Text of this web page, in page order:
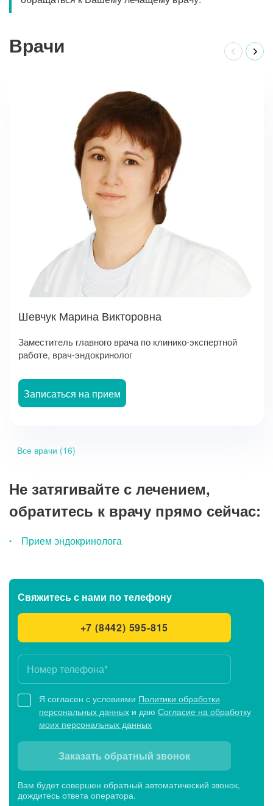
Врачи
Шевчук Марина Викторовна
Заместитель главного врача по клинико-экспертной
работе, врач-эндокринолог
Записаться на прием
Все врачи (16)
Не затягивайте с лечением,
обратитесь к врачу прямо сейчас:
Прием эндокринолога
Свяжитесь с нами по телефону
+7 (8442) 595-815
Я согласен с условиями Политики обработки
персональных данных и даю Согласие на обработку
моих персональных данных
Заказать обратный звонок
Вам будет совершен обратный автоматический звонок,
дождитесь ответа оператора.